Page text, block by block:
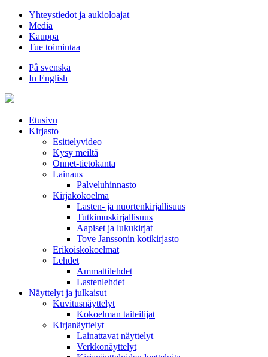
Hyppää
sisältöön
Yhteystiedot ja aukioloajat
Media
Kauppa
Tue toimintaa
På svenska
In English
Etusivu
Kirjasto
Esittelyvideo
Kysy meiltä
Onnet-tietokanta
Lainaus
Palveluhinnasto
Kirjakokoelma
Lasten- ja nuortenkirjallisuus
Tutkimuskirjallisuus
Aapiset ja lukukirjat
Tove Janssonin kotikirjasto
Erikoiskokoelmat
Lehdet
Ammattilehdet
Lastenlehdet
Näyttelyt ja julkaisut
Kuvitusnäyttelyt
Kokoelman taiteilijat
Kirjanäyttelyt
Lainattavat näyttelyt
Verkkonäyttelyt